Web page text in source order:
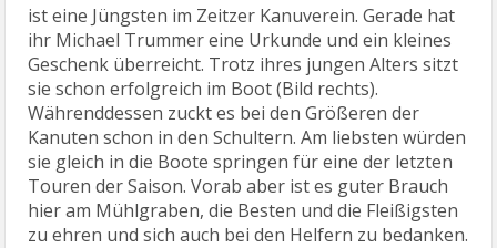
ist eine Jüngsten im Zeitzer Kanuverein. Gerade hat
ihr Michael Trummer eine Urkunde und ein kleines
Geschenk überreicht. Trotz ihres jungen Alters sitzt
sie schon erfolgreich im Boot (Bild rechts).
Währenddessen zuckt es bei den Größeren der
Kanuten schon in den Schultern. Am liebsten würden
sie gleich in die Boote springen für eine der letzten
Touren der Saison. Vorab aber ist es guter Brauch
hier am Mühlgraben, die Besten und die Fleißigsten
zu ehren und sich auch bei den Helfern zu bedanken.